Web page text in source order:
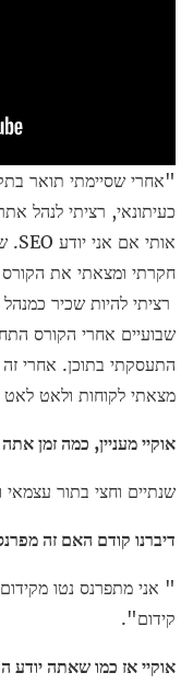
"אחרי שסיימתי תואר
כעיתונאי, רציתי לנהל
חקרתי ומצאתי את
רציתי להיות שכיר
שבועיים אחרי הקורס
התעסקתי בתוכן. אחרי
מצאתי לקוחות ולאט
אוקיי מעניין, כמה זמן
שנתיים וחצי בתור עצמאי
דיברנו קודם האם זה
" אני מתפרנס נטו
קידום".
אוקיי אז כמו שאתה יודע